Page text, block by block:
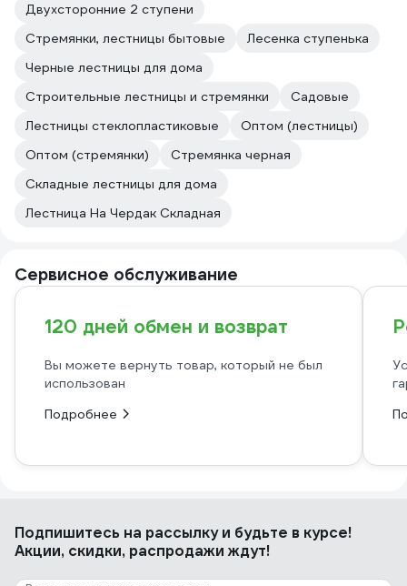
Двухсторонние 2 ступени
Стремянки, лестницы бытовые
Лесенка ступенька
Чeрные лестницы для дома
Строительные лестницы и стремянки
Садовые
Лестницы стеклопластиковые
Оптом (лестницы)
Оптом (стремянки)
Стремянка черная
Складные лестницы для дома
Лестница На Чердак Складная
Сервисное обслуживание
120 дней обмен и возврат
Вы можете вернуть товар, который не был
использован
Подробнее
Подпишитесь на рассылкуи будьте в курсе!
Акции, скидки, распродажи ждут!